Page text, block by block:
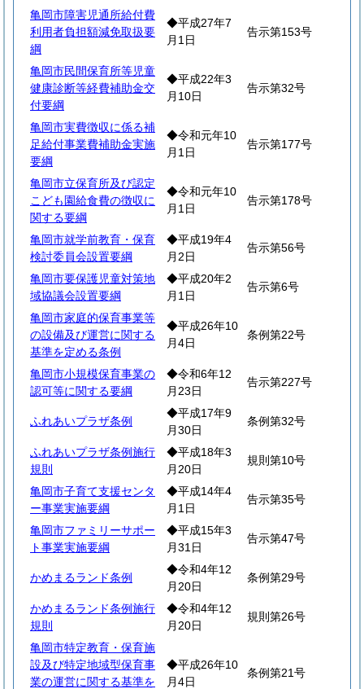
亀岡市障害児通所給付費
利用者負担額減免取扱要
綱
◆平成27年7
月1日
告示第153号
亀岡市民間保育所等児童
健康診断等経費補助金交
付要綱
◆平成22年3
月10日
告示第32号
亀岡市実費徴収に係る補
足給付事業費補助金実施
要綱
◆令和元年10
月1日
告示第177号
亀岡市立保育所及び認定
こども園給食費の徴収に
関する要綱
◆令和元年10
月1日
告示第178号
亀岡市就学前教育・保育
検討委員会設置要綱
◆平成19年4
月2日
告示第56号
亀岡市要保護児童対策地
域協議会設置要綱
◆平成20年2
月1日
告示第6号
亀岡市家庭的保育事業等
の設備及び運営に関する
基準を定める条例
◆平成26年10
月4日
条例第22号
亀岡市小規模保育事業の
認可等に関する要綱
◆令和6年12
月23日
告示第227号
ふれあいプラザ条例
◆平成17年9
月30日
条例第32号
ふれあいプラザ条例施行
規則
◆平成18年3
月20日
規則第10号
亀岡市子育て支援センタ
ー事業実施要綱
◆平成14年4
月1日
告示第35号
亀岡市ファミリーサポー
ト事業実施要綱
◆平成15年3
月31日
告示第47号
かめまるランド条例
◆令和4年12
月20日
条例第29号
かめまるランド条例施行
規則
◆令和4年12
月20日
規則第26号
亀岡市特定教育・保育施
設及び特定地域型保育事
業の運営に関する基準を
◆平成26年10
月4日
条例第21号